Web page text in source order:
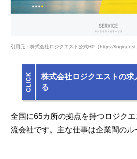
引用元：株式会社ロジクエスト公式HP（https://
株式会社ロジクエストの求
る
全国に65カ所の拠点を持つロジク
流会社です。主な仕事は企業間のル